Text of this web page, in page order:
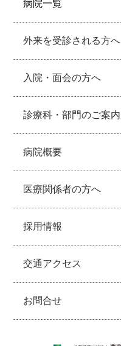
病院一覧
外来を受診される方へ
入院・面会の方へ
診療科・部門のご案内
病院概要
医療関係者の方へ
採用情報
交通アクセス
お問合せ